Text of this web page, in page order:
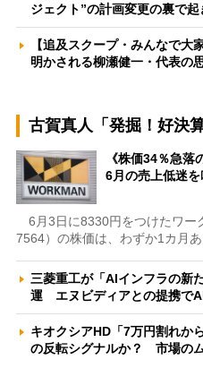
ジェクト”の計画変更の裏で
【追及スクープ・みんなで大
明かされる柳瀬健一・代表の
古賀真人「発掘！好決算
《株価34％急落
6月の売上低迷
6月3日に8330円をつけたワー
7564）の株価は、わずか1カ月
三菱重工が「AIインフラの新
運 エヌビディアとの提携で
キオクシアHD「7万円割れか
の反転シグナルか？ 市場の